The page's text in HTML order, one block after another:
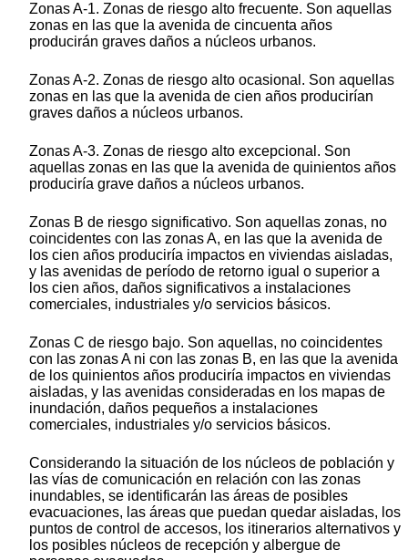
Zonas A-1. Zonas de riesgo alto frecuente. Son aquellas
zonas en las que la avenida de cincuenta años
producirán graves daños a núcleos urbanos.
Zonas A-2. Zonas de riesgo alto ocasional. Son aquellas
zonas en las que la avenida de cien años producirían
graves daños a núcleos urbanos.
Zonas A-3. Zonas de riesgo alto excepcional. Son
aquellas zonas en las que la avenida de quinientos años
produciría grave daños a núcleos urbanos.
Zonas B de riesgo significativo. Son aquellas zonas, no
coincidentes con las zonas A, en las que la avenida de
los cien años produciría impactos en viviendas aisladas,
y las avenidas de período de retorno igual o superior a
los cien años, daños significativos a instalaciones
comerciales, industriales y/o servicios básicos.
Zonas C de riesgo bajo. Son aquellas, no coincidentes
con las zonas A ni con las zonas B, en las que la avenida
de los quinientos años produciría impactos en viviendas
aisladas, y las avenidas consideradas en los mapas de
inundación, daños pequeños a instalaciones
comerciales, industriales y/o servicios básicos.
Considerando la situación de los núcleos de población y
las vías de comunicación en relación con las zonas
inundables, se identificarán las áreas de posibles
evacuaciones, las áreas que puedan quedar aisladas, los
puntos de control de accesos, los itinerarios alternativos y
los posibles núcleos de recepción y albergue de